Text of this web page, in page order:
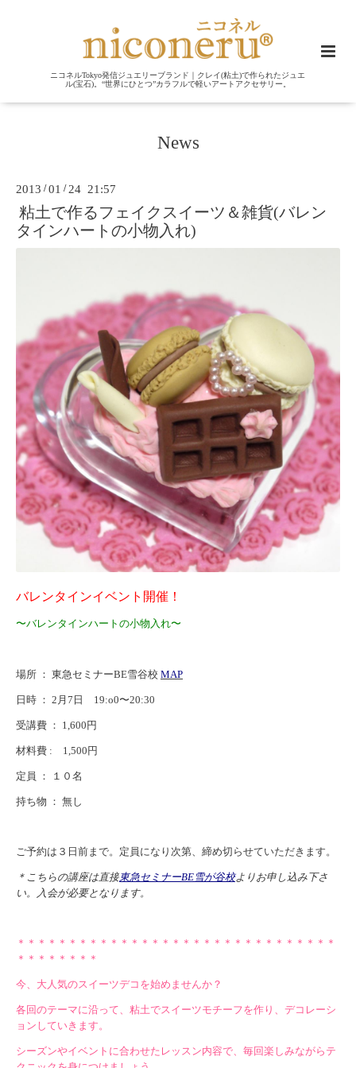
ニコネルTokyo発信ジュエリーブランド｜クレイ(粘土)で作られたジュエ
ル(宝石)。“世界にひとつ”カラフルで軽いアートアクセサリー。
News
2013 /01 / 24 21:57
粘土で作るフェイクスイーツ＆雑貨(バレン
タインハートの小物入れ)
バレンタインイベント開催！
〜バレンタインハートの小物入れ〜
場所 ： 東急セミナーBE雪谷校 MAP
日時 ： 2月7日 19:o0〜20:30
受講費 ： 1,600円
材料費 : 1,500円
定員 ： １０名
持ち物 ： 無し
ご予約は３日前まで。定員になり次第、締め切らせていただきます。
＊こちらの講座は直接東急セミナーBE雪が谷校よりお申し込み下さ
い。入会が必要となります。
＊＊＊＊＊＊＊＊＊＊＊＊＊＊＊＊＊＊＊＊＊＊＊＊＊＊＊＊＊＊＊
＊＊＊＊＊＊＊＊
今、大人気のスイーツデコを始めませんか？
各回のテーマに沿って、粘土でスイーツモチーフを作り、デコレーシ
ョンしていきます。
シーズンやイベントに合わせたレッスン内容で、毎回楽しみながらテ